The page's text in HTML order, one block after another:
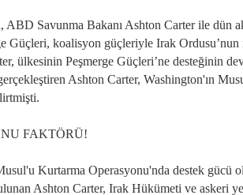
ABD Savunma Bakanı Ashton Carter ile dün
Güçleri, koalisyon güçleriyle Irak
ülkesinin Peşmerge Güçleri’ne desteğinin
Ashton Carter, Washington'ın
FAKTÖRÜ!
Kurtarma Operasyonu'nda destek gücü
Ashton Carter, Irak Hükümeti ve askeri